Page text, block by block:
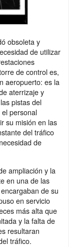
obsoleta y
de utilizar
de control es,
aeropuerto: es la
aterrizaje y
pistas del
personal
su misión en las
del tráfico
de
ampliación y la
en una de las
de su
en servicio
más alta que
y la falta de
resultaran
tráfico.